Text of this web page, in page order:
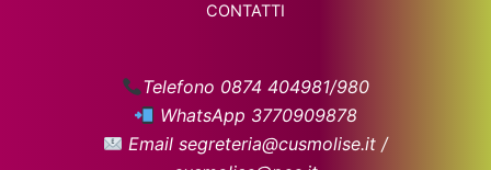
CONTATTI
Telefono 0874 404981/980
WhatsApp 3770909878
Email segreteria@cusmolise.it /